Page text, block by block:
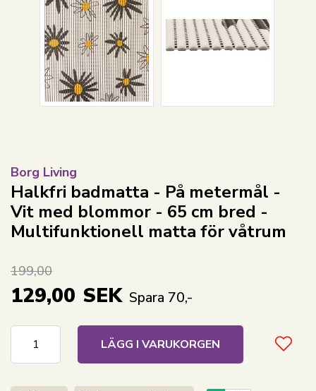
Borg Living
Halkfri badmatta - På metermål -
Vit med blommor - 65 cm bred -
Multifunktionell matta för våtrum
199,00
129,00 SEK Spara 70,-
LÄGG I VARUKORGEN